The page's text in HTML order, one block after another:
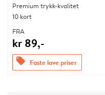
Premium trykk-kvalitet
10 kort
FRA
kr 89,-
offers Faste lave priser